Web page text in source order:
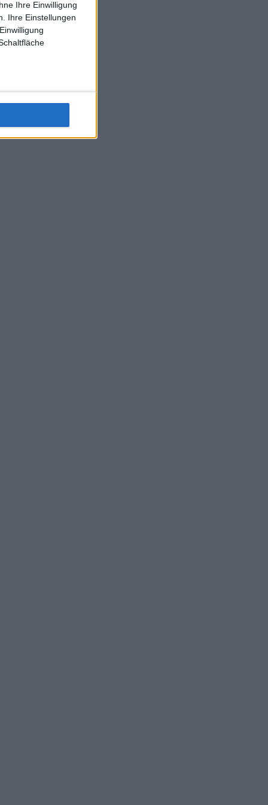
Ihre Einwilligung
Ihre Einstellungen
L-Struff wahrscheinlich morge 3 Spiele absolvieren (2.
1x Doppel) dank der hervorragenden Unterstützung
für F-A-A